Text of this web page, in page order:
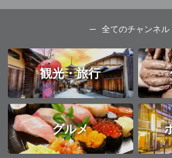
全てのチャンネル
観光・旅行
グルメ